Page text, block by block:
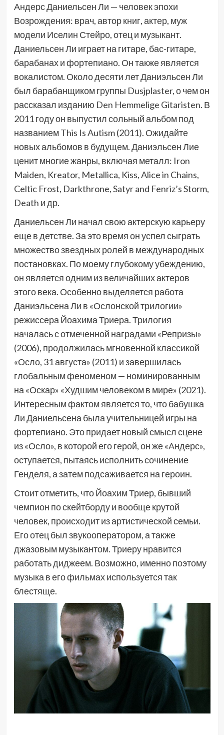
Андерс Даниельсен Ли — человек эпохи
Возрождения: врач, автор книг, актер, муж
модели Иселин Стейро, отец и музыкант.
Даниельсен Ли играет на гитаре, бас-гитаре,
барабанах и фортепиано. Он также является
вокалистом. Около десяти лет Даниэльсен Ли
был барабанщиком группы Dusjplaster, о чем он
рассказал изданию Den Hemmelige Gitaristen. В
2011 году он выпустил сольный альбом под
названием This Is Autism (2011). Ожидайте
новых альбомов в будущем. Даниэльсен Лие
ценит многие жанры, включая металл: Iron
Maiden, Kreator, Metallica, Kiss, Alice in Chains,
Celtic Frost, Darkthrone, Satyr and Fenriz’s Storm,
Death и др.
Даниельсен Ли начал свою актерскую карьеру
еще в детстве. За это время он успел сыграть
множество звездных ролей в международных
постановках. По моему глубокому убеждению,
он является одним из величайших актеров
этого века. Особенно выделяется работа
Даниэльсена Ли в «Ослонской трилогии»
режиссера Йоахима Триера. Трилогия
началась с отмеченной наградами «Репризы»
(2006), продолжилась мгновенной классикой
«Осло, 31 августа» (2011) и завершилась
глобальным феноменом — номинированным
на «Оскар» «Худшим человеком в мире» (2021).
Интересным фактом является то, что бабушка
Ли Даниельсена была учительницей игры на
фортепиано. Это придает новый смысл сцене
из «Осло», в которой его герой, он же «Андерс»,
оступается, пытаясь исполнить сочинение
Генделя, а затем подсаживается на героин.
Стоит отметить, что Йоахим Триер, бывший
чемпион по скейтборду и вообще крутой
человек, происходит из артистической семьи.
Его отец был звукооператором, а также
джазовым музыкантом. Триеру нравится
работать диджеем. Возможно, именно поэтому
музыка в его фильмах используется так
блестяще.